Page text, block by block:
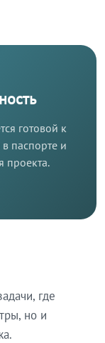
готовой к
паспорте и
проекта.
где
но и